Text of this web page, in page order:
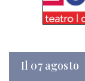
Il 07 agosto